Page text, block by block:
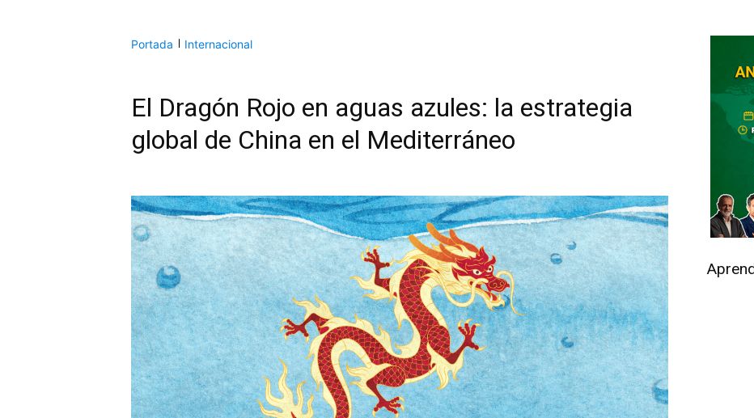
Portada Internacional
El Dragón Rojo en aguas azules: la estrategia
global de China en el Mediterráneo